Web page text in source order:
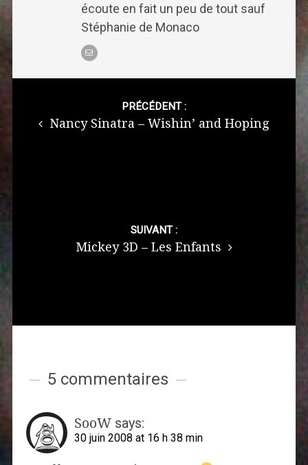
écoute en fait un peu de tout sauf
Stéphanie de Monaco
PRÉCÉDENT :
Nancy Sinatra – Wishin’ and Hoping
SUIVANT :
Mickey 3D – Les Enfants
5 commentaires
SooW says:
30 juin 2008 at 16 h 38 min